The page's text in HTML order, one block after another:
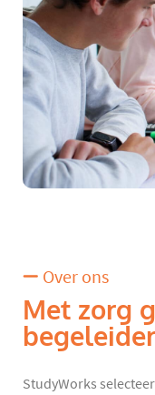
Over ons
Met zorg
StudyWorks